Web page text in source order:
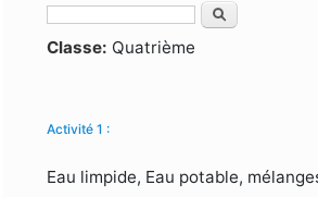
Formulaire de recherche
Rechercher
Classe: Quatrième
Activité 1 :
Eau limpide, Eau potable,